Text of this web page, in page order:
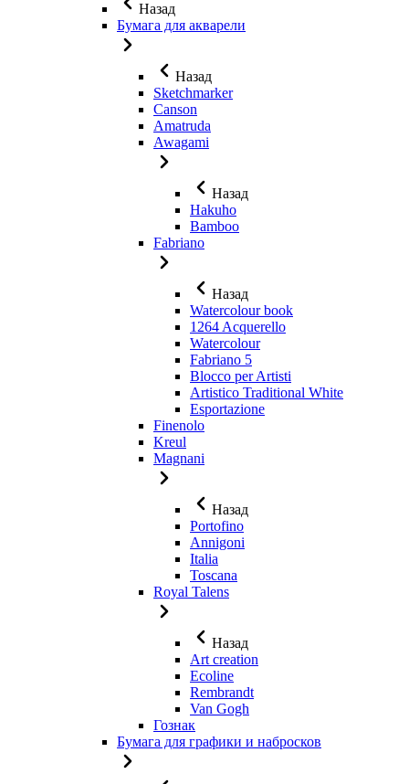
Назад
Бумага для акварели
Назад
Sketchmarker
Canson
Amatruda
Awagami
Назад
Hakuho
Bamboo
Fabriano
Назад
Watercolour book
1264 Acquerello
Watercolour
Fabriano 5
Blocco per Artisti
Artistico Traditional White
Esportazione
Finenolo
Kreul
Magnani
Назад
Portofino
Annigoni
Italia
Toscana
Royal Talens
Назад
Art creation
Ecoline
Rembrandt
Van Gogh
Гознак
Бумага для графики и набросков